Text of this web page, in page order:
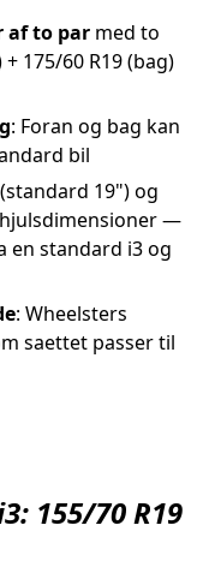
af to par med to
175/60 R19 (bag)
: Foran og bag kan
bil
19") og
—
en standard i3 og
: Wheelsters
saettet passer til
155/70 R19